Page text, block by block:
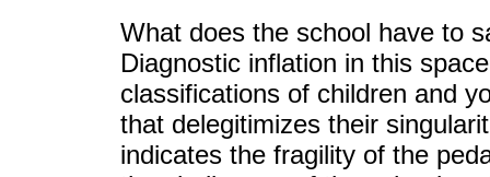
What does the school have to
Diagnostic inflation in this
classifications of children and
that delegitimizes their
indicates the fragility of the